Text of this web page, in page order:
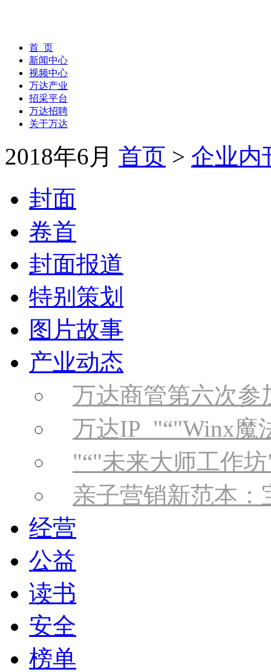
首 页
新闻中心
视频中心
万达产业
招采平台
万达招聘
关于万达
2018年6月 首页 > 企业内
封面
卷首
封面报道
特别策划
图片故事
产业动态
万达商管第六次参
万达IP
“ Winx魔
“ 未来大师工作坊
亲子营销新范本：
经营
公益
读书
安全
榜单